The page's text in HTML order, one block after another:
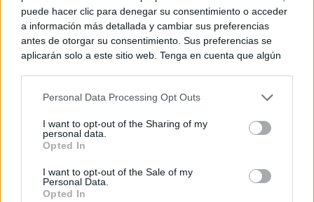
puede hacer clic para denegar su consentimiento o acceder
a información más detallada y cambiar sus preferencias
antes de otorgar su consentimiento. Sus preferencias se
aplicarán solo a este sitio web. Tenga en cuenta que algún
rechazar tal procesamiento. Puede cambiar sus preferencias
a este sitio y haciendo clic en el botón "Privacidad" en la
parte inferior de la página web.
Please note that this website/app uses one or more Google
services and may gather and store information including but
not limited to your visit or usage behaviour. You may click to
Personal Data Processing Opt Outs
I want to opt-out of the Sharing of my
personal data.
Opted In
I want to opt-out of the Sale of my
Personal Data.
Opted In
Por otra parte, el alcalde de Ciudad Real, Francisco
Cañizares, ha destacado el papel esencial que esta
tradición tiene para la ciudad: “Ciudad Real siempre
ha defendido el Belén como parte de su patrimonio
espiritual y cultural. Gracias al talento y la pasión de
la Asociación de Belenistas hemos dado un salto de
calidad absolutamente extraordinario, convirtiendo